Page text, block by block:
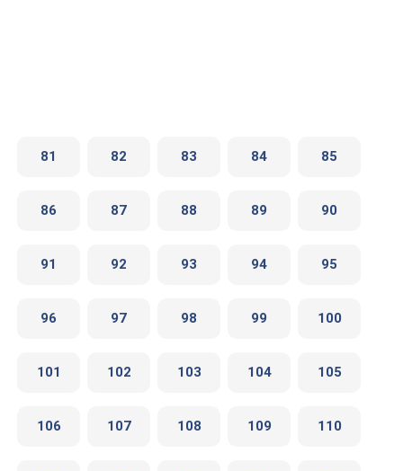
81 82 83 84 85
86 87 88 89 90
91 92 93 94 95
96 97 98 99 100
101 102 103 104 105
106 107 108 109 110